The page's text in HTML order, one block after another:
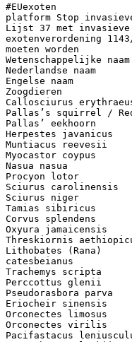
#EUexoten
platform Stop
Lijst 37 met invasieve
exotenverordening
moeten worden
Wetenschappelijke naam
Nederlandse naam
Engelse naam
Zoogdieren
Callosciurus
Pallas’s squirrel /
Pallas’ eekhoorn
Herpestes javanicus
Muntiacus reevesii
Myocastor coypus
Nasua nasua
Procyon lotor
Sciurus carolinensis
Sciurus niger
Tamias sibiricus
Corvus splendens
Oxyura jamaicensis
Threskiornis
Lithobates (Rana)
catesbeianus
Trachemys scripta
Perccottus glenii
Pseudorasbora parva
Eriocheir sinensis
Orconectes limosus
Orconectes virilis
Pacifastacus